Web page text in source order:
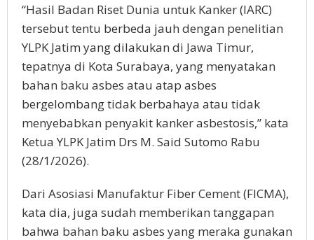
“Hasil Badan Riset Dunia untuk Kanker (IARC)
tersebut tentu berbeda jauh dengan penelitian
YLPK Jatim yang dilakukan di Jawa Timur,
tepatnya di Kota Surabaya, yang menyatakan
bahan baku asbes atau atap asbes
bergelombang tidak berbahaya atau tidak
menyebabkan penyakit kanker asbestosis,” kata
Ketua YLPK Jatim Drs M. Said Sutomo Rabu
(28/1/2026).
Dari Asosiasi Manufaktur Fiber Cement (FICMA),
kata dia, juga sudah memberikan tanggapan
bahwa bahan baku asbes yang meraka gunakan